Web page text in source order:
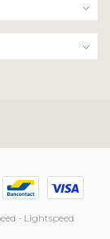
- Lightspeed